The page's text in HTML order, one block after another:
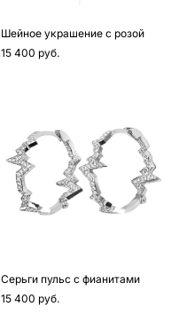
Шейное украшение с розой
15 400 pуб.
Серьги пульс с фианитами
15 400 pуб.